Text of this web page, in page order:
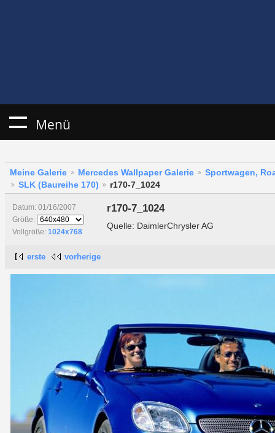
Menü
Meine Galerie Mercedes Wallpaper Galerie
Sportwagen,
SLK (Baureihe 170)
r170-7_1024
Datum: 01/16/2007
Größe:
Vollgröße: 1024x768
r170-7_1024
Quelle: DaimlerChrysler AG
erste vorherige